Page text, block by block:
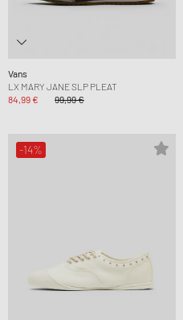
Vans
LX MARY JANE SLP PLEAT
84,99 €
99,99 €
-14%